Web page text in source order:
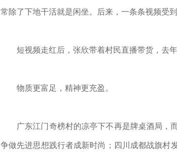
常除了下地干活就是闲坐。后来，一条条视频受
短视频走红后，张欣带着村民直播带货，去
物质更富足，精神更充盈。
广东江门奇榜村的凉亭下不再是牌桌酒局，
争做先进思想践行者成新时尚；四川成都战旗村